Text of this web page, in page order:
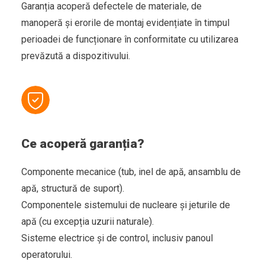
Garanția acoperă defectele de materiale, de
manoperă și erorile de montaj evidențiate în timpul
perioadei de funcționare în conformitate cu utilizarea
prevăzută a dispozitivului.
Ce acoperă garanția?
Componente mecanice (tub, inel de apă, ansamblu de
apă, structură de suport).
Componentele sistemului de nucleare și jeturile de
apă (cu excepția uzurii naturale).
Sisteme electrice și de control, inclusiv panoul
operatorului.